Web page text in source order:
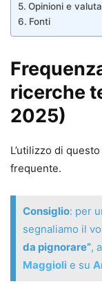
Opinioni e
Fonti
ricerche
2025)
L’utilizzo di
frequente.
Consiglio: per
segnaliamo il
da pignorare”,
Maggioli e su